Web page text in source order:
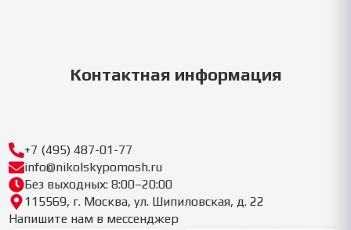
Контактная информация
+7 (495) 487-01-77
info@nikolskypomosh.ru
Без выходных: 8:00–20:00
115569, г. Москва, ул. Шипиловская, д. 22
Напишите нам в мессенджер